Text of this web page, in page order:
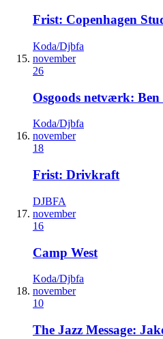
Frist: Copenhagen
Koda/Djbfa
november
26
Osgoods netværk: Ben
Koda/Djbfa
november
18
Frist: Drivkraft
DJBFA
november
16
Camp West
Koda/Djbfa
november
10
The Jazz Message: